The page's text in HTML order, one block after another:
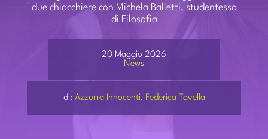
PARTECIPA
due chiacchiere con Michela Balletti, studentessa
di Filosofia
20 Maggio 2026
News
di: Azzurra Innocenti, Federica Tavella